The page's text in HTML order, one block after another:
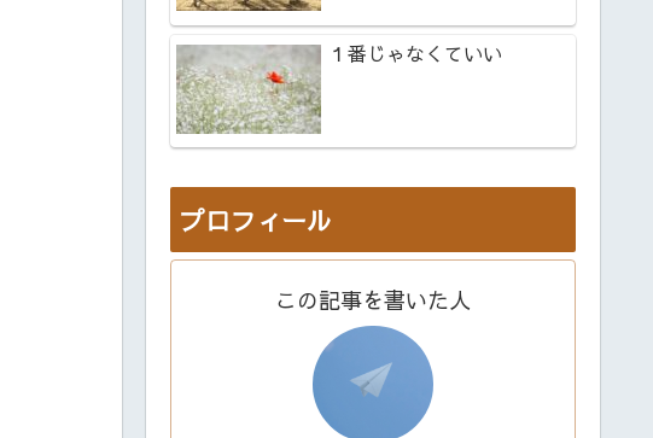
１番じゃなくていい
プロフィール
この記事を書いた人